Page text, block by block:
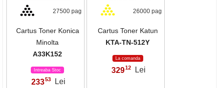
27500 pag
Cartus Toner Konica
Minolta
A33K152
Intreaba Stoc
23353 Lei
26000 pag
Cartus Toner Katun
KTA-TN-512Y
La comanda
32912 Lei